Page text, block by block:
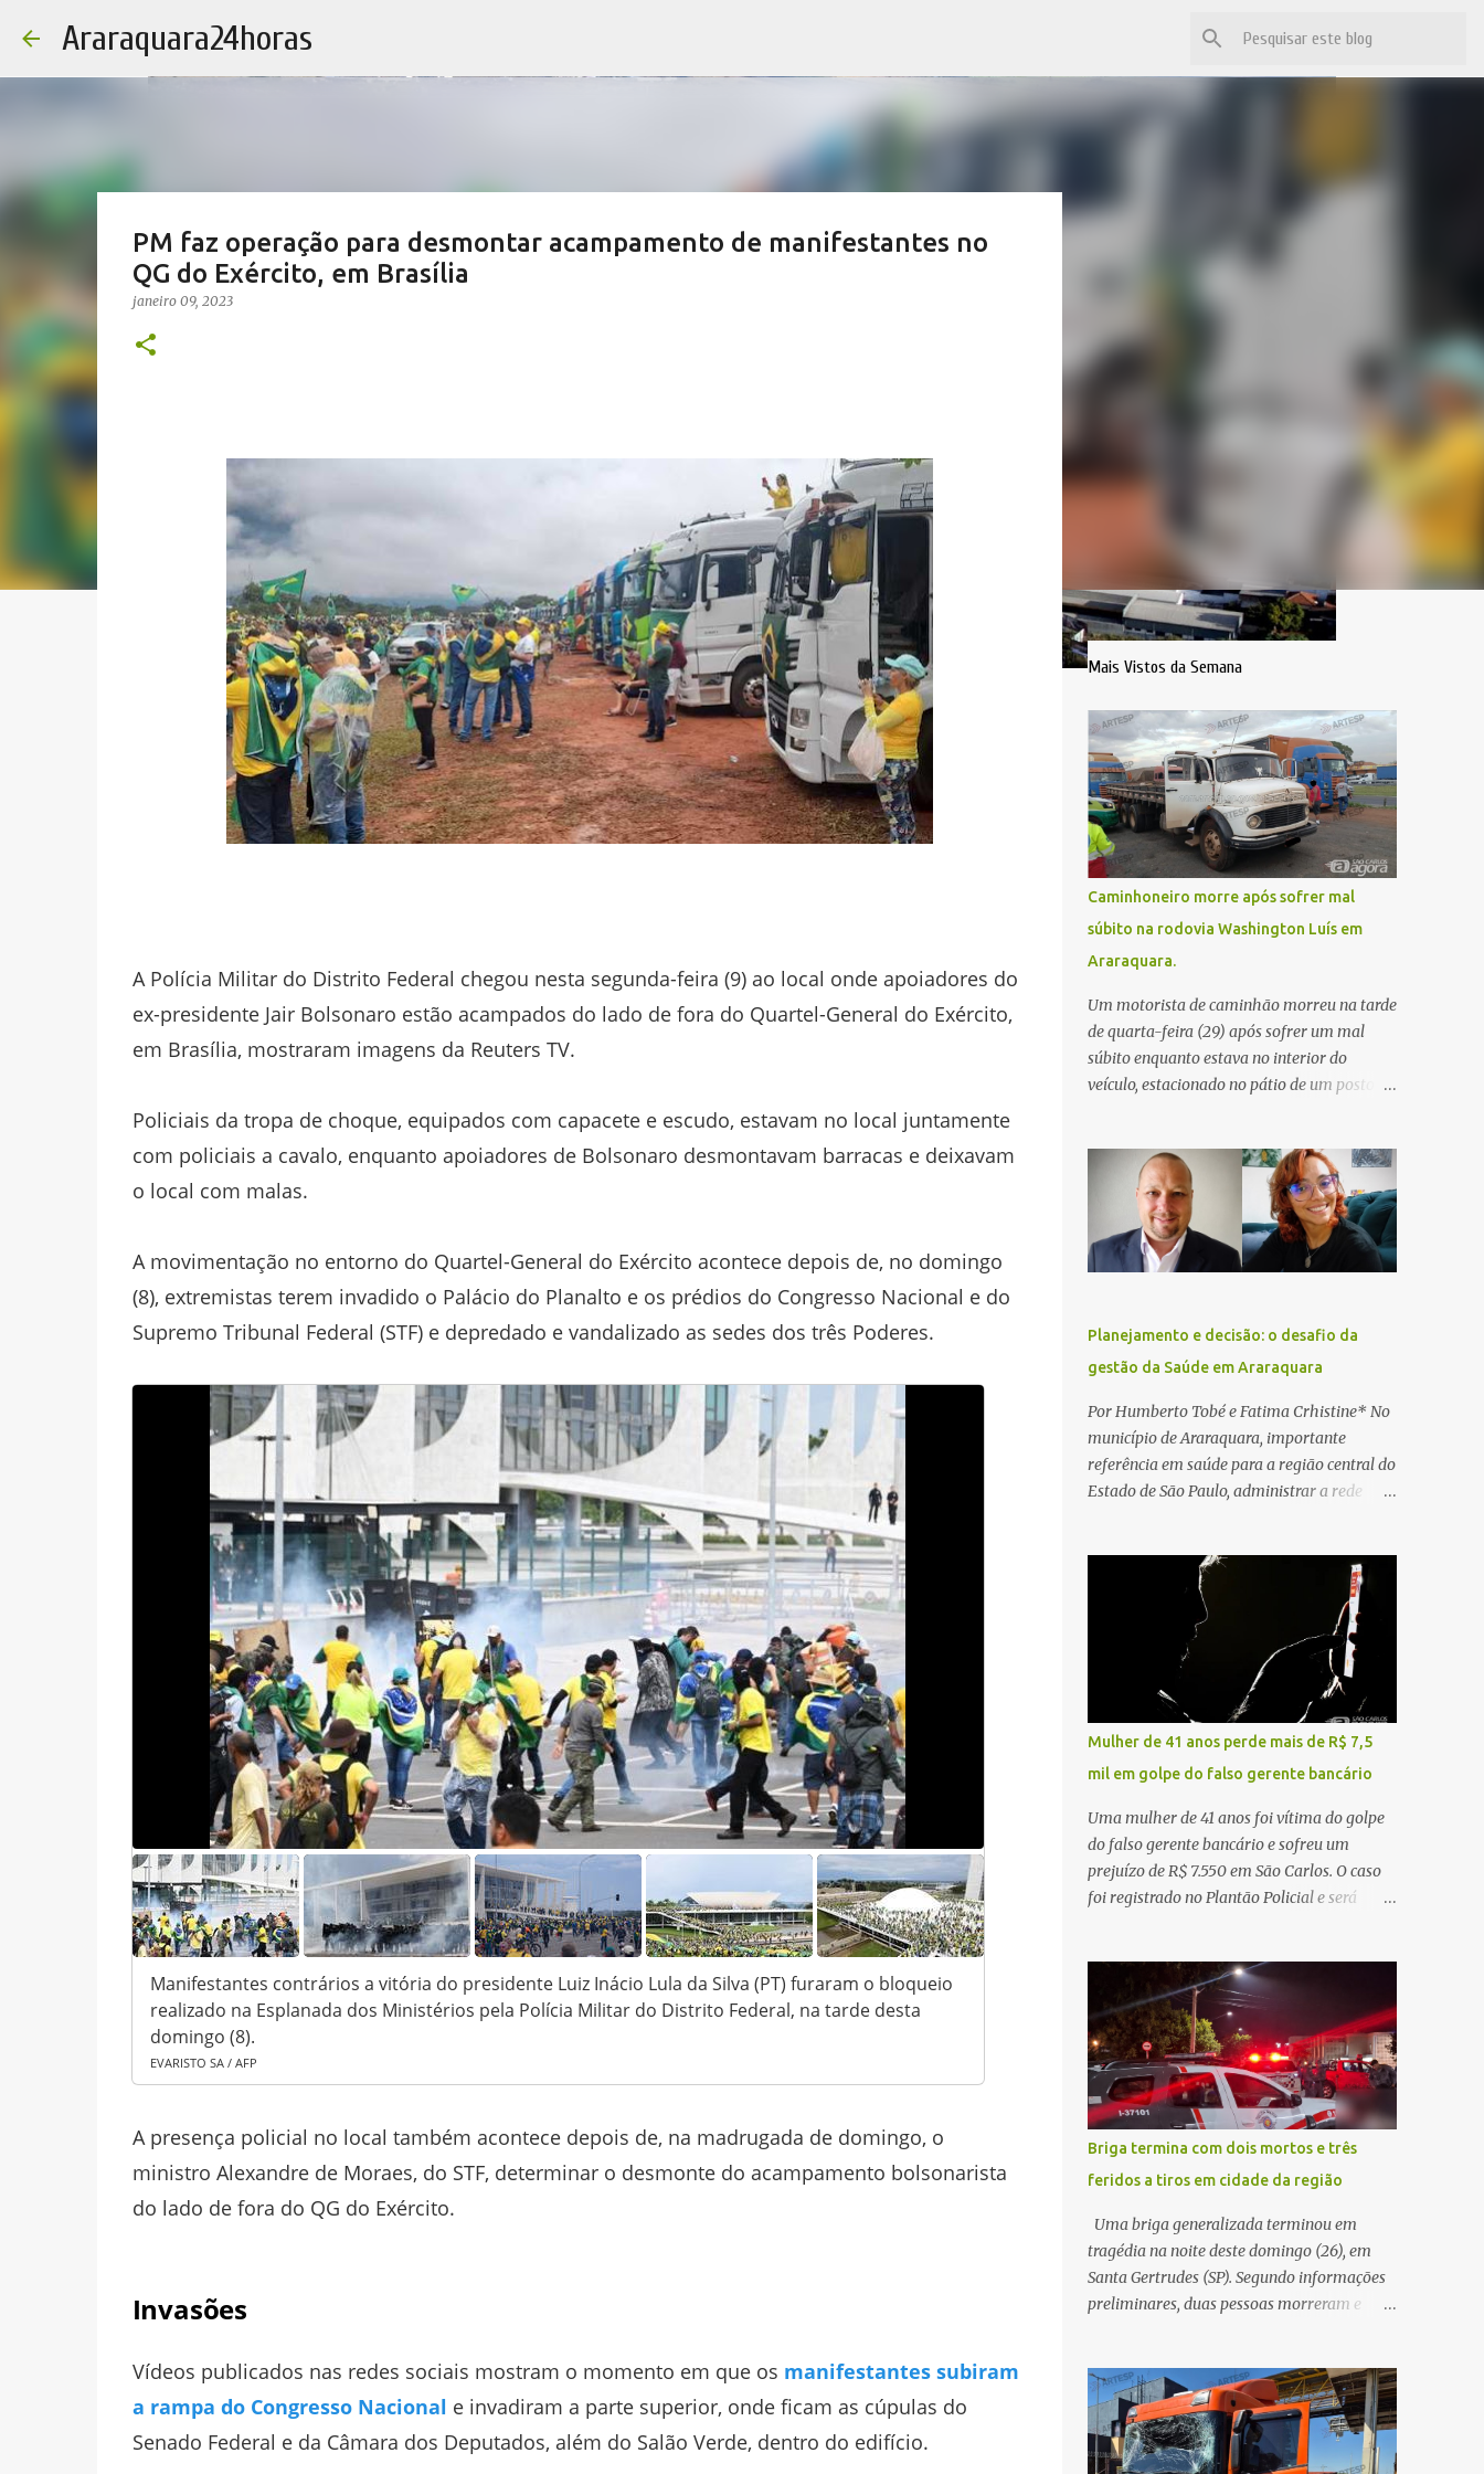
Araraquara24horas
PM faz operação para desmontar acampamento de manifestantes no
QG do Exército, em Brasília
janeiro 09, 2023
A Polícia Militar do Distrito Federal chegou nesta segunda-feira (9) ao local onde apoiadores do
ex-presidente Jair Bolsonaro estão acampados do lado de fora do Quartel-General do Exército,
em Brasília, mostraram imagens da Reuters TV.
Policiais da tropa de choque, equipados com capacete e escudo, estavam no local juntamente
com policiais a cavalo, enquanto apoiadores de Bolsonaro desmontavam barracas e deixavam
o local com malas.
A movimentação no entorno do Quartel-General do Exército acontece depois de, no domingo
(8), extremistas terem invadido o Palácio do Planalto e os prédios do Congresso Nacional e do
Supremo Tribunal Federal (STF) e depredado e vandalizado as sedes dos três Poderes.
Manifestantes contrários a vitória do presidente Luiz Inácio Lula da Silva (PT) furaram o bloqueio
realizado na Esplanada dos Ministérios pela Polícia Militar do Distrito Federal, na tarde desta
domingo (8).
EVARISTO SA / AFP
A presença policial no local também acontece depois de, na madrugada de domingo, o
ministro Alexandre de Moraes, do STF, determinar o desmonte do acampamento bolsonarista
do lado de fora do QG do Exército.
Invasões
Vídeos publicados nas redes sociais mostram o momento em que os manifestantes subiram
a rampa do Congresso Nacional e invadiram a parte superior, onde ficam as cúpulas do
Senado Federal e da Câmara dos Deputados, além do Salão Verde, dentro do edifício.
Mais Vistos da Semana
Caminhoneiro morre após sofrer mal
súbito na rodovia Washington Luís em
Araraquara.
Um motorista de caminhão morreu na tarde
de quarta-feira (29) após sofrer um mal
súbito enquanto estava no interior do
veículo, estacionado no pátio de um posto de
Araraquara. De acordo com informações da
Artesp, a concessionária foi acionada por
meio do telefone 0800 após relatos de que
havia um condutor inconsciente dentro de
um caminhão. Equipes de resgate foram
encontraram a vítima em parada
cardiorrespiratória. Os socorristas iniciaram
imediatamente as manobras de reanimação
cardiopulmonar (RCP), porém, apesar de
todos os esforços, o motorista não
respondeu aos procedimentos. Às 17h03,
médicos da Unidade de Suporte Avançado
Planejamento e decisão: o desafio da
gestão da Saúde em Araraquara
Por Humberto Tobé e Fatima Crhistine* No
município de Araraquara, importante
referência em saúde para a região central do
Estado de São Paulo, administrar a rede
A cidade concentra hospitais, unidades
especializadas e serviços de média e alta
complexidade que atendem pacientes não
apenas do município, mas também de
diversas cidades do entorno, ampliando
significativamente a responsabilidade da
gestão sobre o Sistema Único de Saúde
(SUS). Nos últimos anos, o Governo Federal
tem ampliado investimentos destinados ao
fortalecimento da atenção básica, da
infraestrutura hospitalar e da
regionalização dos serviços de saúde.
Entretanto, em um cenário de demandas
pública não é apenas investir mais, mas
decidir melhor onde investir para produzir o
maior benefício possível à população. Essa
reflexão encontra respaldo tanto na teoria
da admini...
Mulher de 41 anos perde mais de R$ 7,5
mil em golpe do falso gerente bancário
Uma mulher de 41 anos foi vítima do golpe
do falso gerente bancário e sofreu um
prejuízo de R$ 7.550 em São Carlos. O caso
foi registrado no Plantão Policial e será
ocorrência, a vítima recebeu contato pelo
WhatsApp de um homem que afirmava ser
o novo gerente da conta bancária da
empresa. O suspeito alegou que seria
necessário atualizar o cadastro da conta e
passou a orientar a vítima sobre os
procedimentos que deveriam ser realizados.
Dias depois, o golpista enviou um
documento em PDF simulando uma
comunicação oficial da instituição
financeira. Na sequência, entrou em contato
por telefone e encaminhou um link,
orientando a vítima a acessá-lo pelo
procedimento, a conta bancária ficou
bloqueada por algumas horas. Sem
conseguir acessar o sistema, a vítima tentou
novamente contato com o suposto gerente,
Briga termina com dois mortos e três
feridos a tiros em cidade da região
Uma briga generalizada terminou em
tragédia na noite deste domingo (26), em
Santa Gertrudes (SP). Segundo informações
preliminares, duas pessoas morreram e
adega. O caso aconteceu por volta das
20h40, na região da Avenida João Vitte. De
acordo com as primeiras informações, a
confusão teria começado dentro do